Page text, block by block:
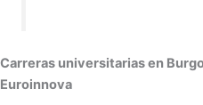
Carreras universitarias en
Euroinnova